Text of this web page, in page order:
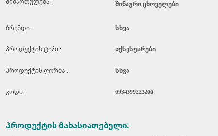
მიმართულება : შინაური ცხოველები
ბრენდი : სხვა
პროდუქტის ტიპი : აქსესუარები
პროდუქტის ფორმა : სხვა
კოდი : 6934399223266
პროდუქტისმახასიათებელი: